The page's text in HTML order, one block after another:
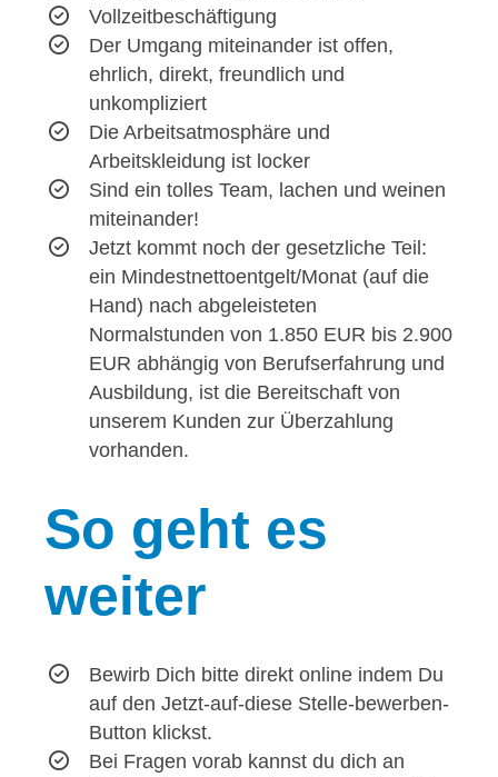
Vollzeitbeschäftigung
Der Umgang miteinander ist offen,
ehrlich, direkt, freundlich und
unkompliziert
Die Arbeitsatmosphäre und
Arbeitskleidung ist locker
Sind ein tolles Team, lachen und weinen
miteinander!
Jetzt kommt noch der gesetzliche Teil:
ein Mindestnettoentgelt/Monat (auf die
Hand) nach abgeleisteten
Normalstunden von 1.850 EUR bis 2.900
EUR abhängig von Berufserfahrung und
Ausbildung, ist die Bereitschaft von
unserem Kunden zur Überzahlung
vorhanden.
So geht es
weiter
Bewirb Dich bitte direkt online indem Du
auf den Jetzt-auf-diese Stelle-bewerben-
Button klickst.
Bei Fragen vorab kannst du dich an